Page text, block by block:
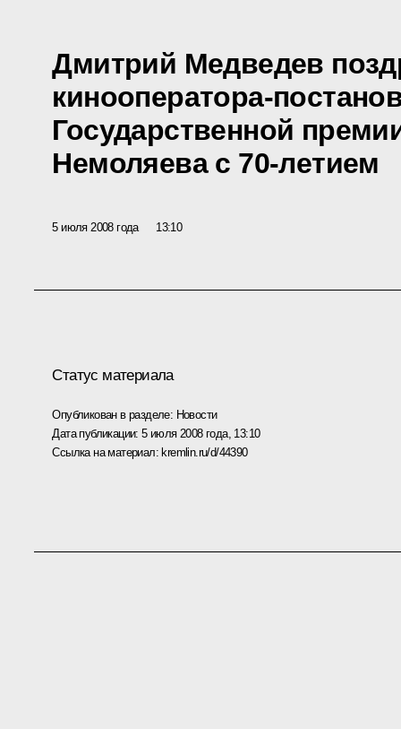
Дмитрий Медведев
кинооператора-
Государственной
Немоляева с 70-летием
5 июля 2008 года 13:10
Статус материала
Опубликован в разделе: Новости
Дата публикации:5 июля 2008 года, 13:10
Ссылка на материал:kremlin.ru/d/44390